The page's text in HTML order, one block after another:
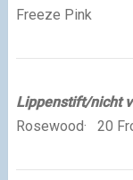
Freeze Pink
Lippenstift/nicht
Rosewood· 20